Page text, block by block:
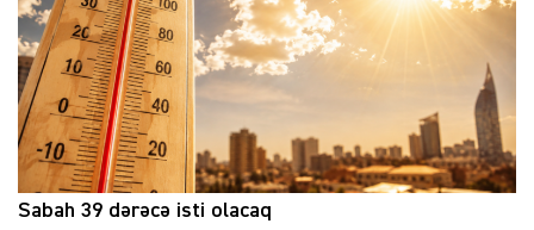
Sabah 39 dərəcə isti olacaq